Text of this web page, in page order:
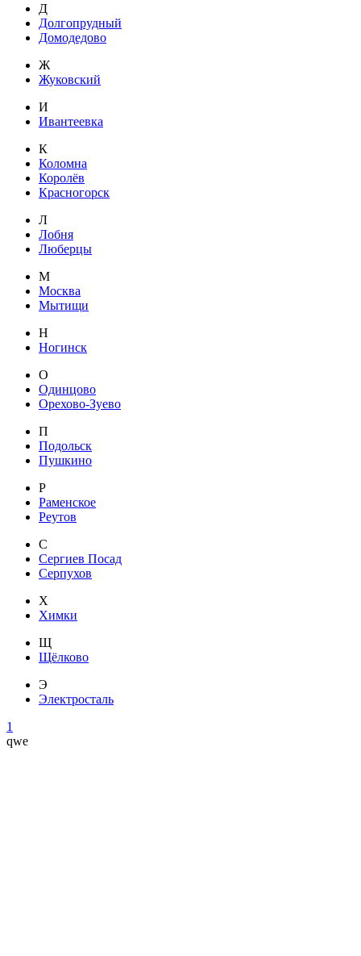
Д
Долгопрудный
Домодедово
Ж
Жуковский
И
Ивантеевка
К
Коломна
Королёв
Красногорск
Л
Лобня
Люберцы
М
Москва
Мытищи
Н
Ногинск
О
Одинцово
Орехово-Зуево
П
Подольск
Пушкино
Р
Раменское
Реутов
С
Сергиев Посад
Серпухов
Х
Химки
Щ
Щёлково
Э
Электросталь
1
qwe